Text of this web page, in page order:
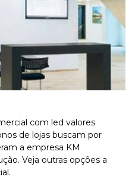
com led valores
de lojas buscam por
a empresa KM
Veja outras opções a